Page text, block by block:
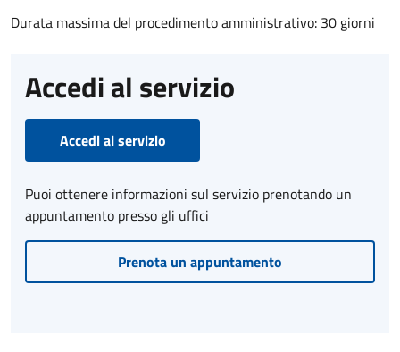
Durata massima del procedimento amministrativo: 30 giorni
Accedi al servizio
Accedi al servizio
Puoi ottenere informazioni sul servizio prenotando un
appuntamento presso gli uffici
Prenota un appuntamento